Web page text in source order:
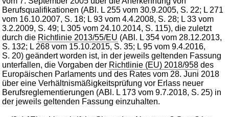
Berufsqualifikationen (ABl. L 255 vom 30.9.2005, S. 22; L 271
vom 16.10.2007, S. 18; L 93 vom 4.4.2008, S. 28; L 33 vom
3.2.2009, S. 49; L 305 vom 24.10.2014, S. 115), die zuletzt
durch die Richtlinie 2013/55/EU (ABl. L 354 vom 28.12.2013,
S. 132; L 268 vom 15.10.2015, S. 35; L 95 vom 9.4.2016,
S. 20) geändert worden ist, in der jeweils geltenden Fassung
unterfallen, die Vorgaben der Richtlinie (EU) 2018/958 des
Europäischen Parlaments und des Rates vom 28. Juni 2018
über eine Verhältnismäßigkeitsprüfung vor Erlass neuer
Berufsreglementierungen (ABl. L 173 vom 9.7.2018, S. 25) in
der jeweils geltenden Fassung einzuhalten.